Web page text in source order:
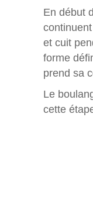
En début
et cuit
forme
prend sa
Le
cette